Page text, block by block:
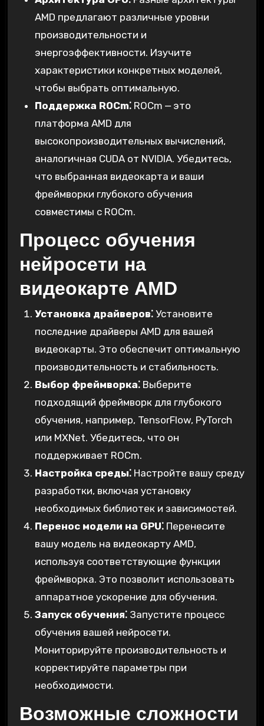
AMD предлагают различные уровни
производительности и
энергоэффективности. Изучите
характеристики конкретных моделей,
чтобы выбрать оптимальную.
Поддержка ROCm⁚ROCm ⎼ это
платформа AMD для
высокопроизводительных вычислений,
аналогичная CUDA от NVIDIA. Убедитесь,
что выбранная видеокарта и ваши
фреймворки глубокого обучения
совместимы с ROCm.
Процесс обучения
нейросети на
видеокарте AMD
Установка драйверов⁚Установите
последние драйверы AMD для вашей
видеокарты. Это обеспечит оптимальную
производительность и стабильность.
Выбор фреймворка⁚Выберите
подходящий фреймворк для глубокого
обучения, например, TensorFlow, PyTorch
или MXNet. Убедитесь, что он
поддерживает ROCm.
Настройка среды⁚Настройте вашу среду
разработки, включая установку
необходимых библиотек и зависимостей.
Перенос модели на GPU⁚Перенесите
вашу модель на видеокарту AMD,
используя соответствующие функции
фреймворка. Это позволит использовать
аппаратное ускорение для обучения.
Запуск обучения⁚Запустите процесс
обучения вашей нейросети.
Мониторируйте производительность и
корректируйте параметры при
необходимости.
Возможные сложности